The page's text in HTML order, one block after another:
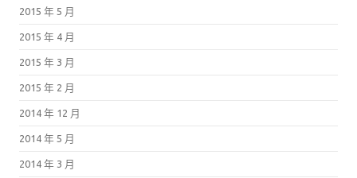
2015 年 5 月
2015 年 4 月
2015 年 3 月
2015 年 2 月
2014 年 12 月
2014 年 5 月
2014 年 3 月